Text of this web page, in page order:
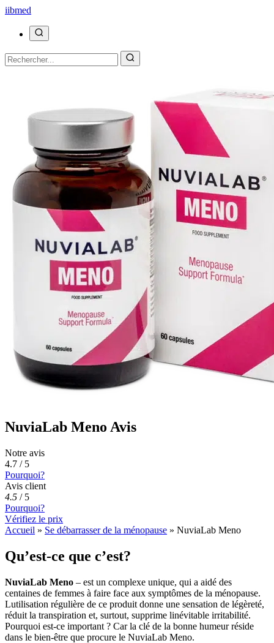
iibmed
NuviaLab Meno Avis
Notre avis
4.7 / 5
Pourquoi?
Avis client
4.5 / 5
Pourquoi?
Vérifiez le prix
Accueil » Se débarrasser de la ménopause » NuviaLab Meno
Qu’est-ce que c’est?
NuviaLab Meno – est un complexe unique, qui a aidé des
centaines de femmes à faire face aux symptômes de la ménopause.
Lutilisation régulière de ce produit donne une sensation de légèreté,
réduit la transpiration et, surtout, supprime linévitable irritabilité.
Pourquoi est-ce important ? Car la clé de la bonne humeur réside
dans le bien-être que procure le NuviaLab Meno.